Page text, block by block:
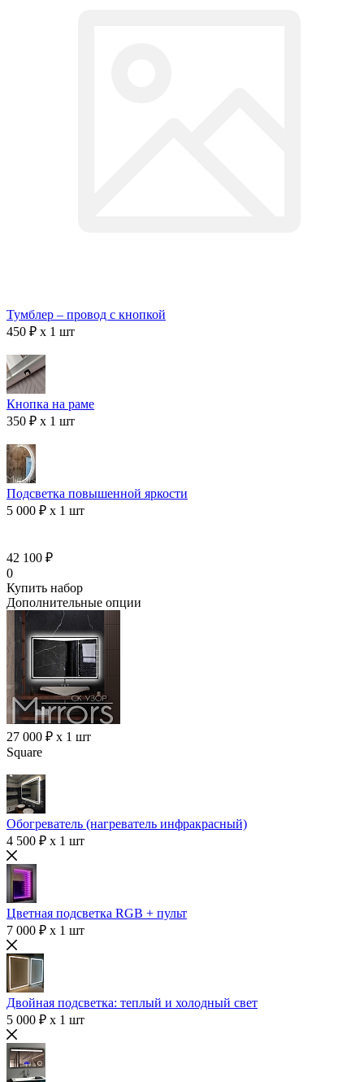
Тумблер – провод с кнопкой
450 ₽ x 1 шт
Кнопка на раме
350 ₽ x 1 шт
Подсветка повышенной яркости
5 000 ₽ x 1 шт
42 100 ₽
0
Купить набор
Дополнительные опции
27 000 ₽ x 1 шт
Square
Обогреватель (нагреватель инфракрасный)
4 500 ₽ x 1 шт
Цветная подсветка RGB + пульт
7 000 ₽ x 1 шт
Двойная подсветка: теплый и холодный свет
5 000 ₽ x 1 шт